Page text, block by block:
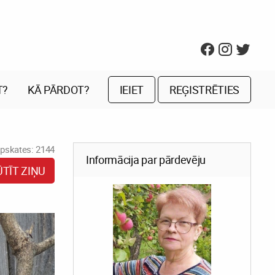
KĀ PĀRDOT? IEIET REĢISTRĒTIES
2144
ZIŅU
Informācija par pārdevēju